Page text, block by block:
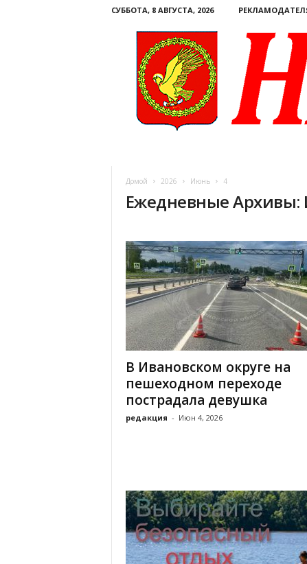
СУББОТА, 8 АВГУСТА, 2026
ш
Домой 2026 Июнь 4
Ежедневные Архивы:
В Ивановском округе на
пешеходном переходе
пострадала девушка
редакция - Июн 4, 2026